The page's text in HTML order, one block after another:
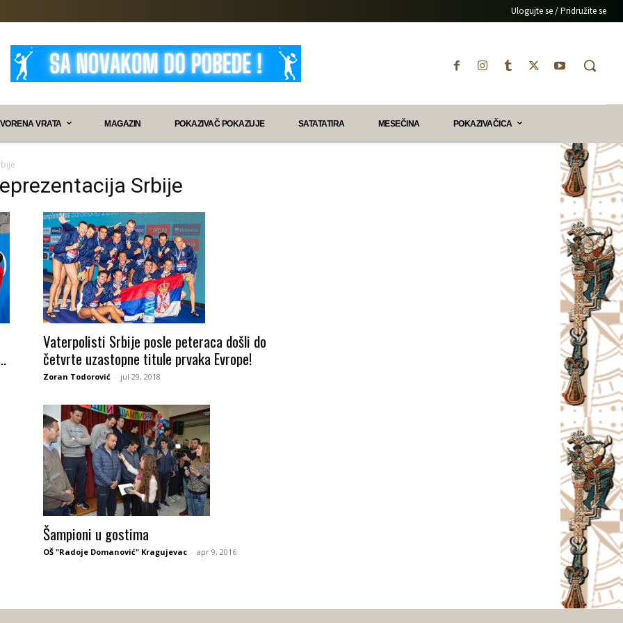
Ulogujte se / Pridružite se
VRATA MAGAZIN POKAZIVAČ POKAZUJE SATATATIRA MESEČINA POKAZIVAČICA
Srbije
Vaterpolisti Srbije posle peteraca došli do
četvrte uzastopne titule prvaka Evrope!
Zoran Todorović - jul 29, 2018
Šampioni u gostima
OŠ "Radoje Domanović" Kragujevac - apr 9, 2016